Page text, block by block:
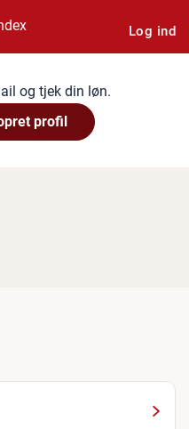
Log ind
og tjek din løn.
profil